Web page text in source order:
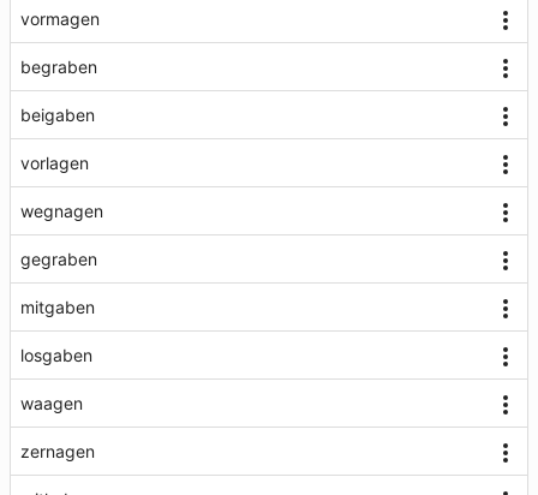
vormagen
begraben
beigaben
vorlagen
wegnagen
gegraben
mitgaben
losgaben
waagen
zernagen